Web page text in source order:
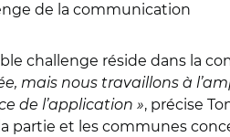
Linkedin
sur Twitter
sur Courriel
de la communication
challenge réside dans la
mais nous travaillons à
de l’application », précise
partie et les communes